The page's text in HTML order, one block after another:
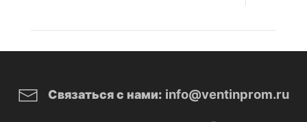
Связаться с нами: info@ventinprom.ru